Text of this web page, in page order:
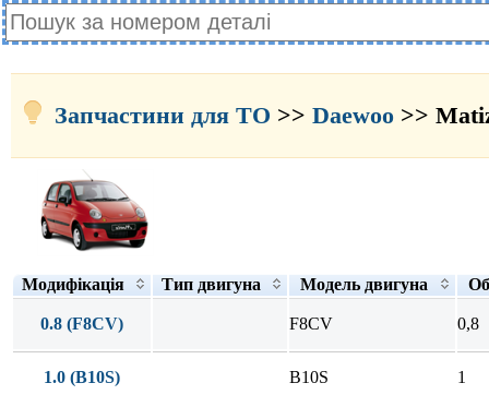
Запчастини для ТО >> Daewoo >>
Модифікація Тип двигуна Модель двигуна
0.8 (F8CV) F8CV 0,8
1.0 (B10S) B10S 1